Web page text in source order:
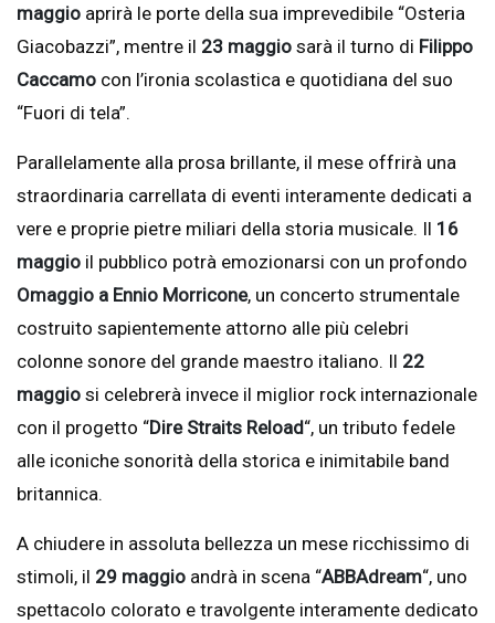
maggio aprirà le porte della sua imprevedibile “Osteria
Giacobazzi”, mentre il 23 maggio sarà il turno di Filippo
Caccamo con l’ironia scolastica e quotidiana del suo
“Fuori di tela”.
Parallelamente alla prosa brillante, il mese offrirà una
straordinaria carrellata di eventi interamente dedicati a
vere e proprie pietre miliari della storia musicale. Il 16
maggio il pubblico potrà emozionarsi con un profondo
Omaggio a Ennio Morricone, un concerto strumentale
costruito sapientemente attorno alle più celebri
colonne sonore del grande maestro italiano. Il 22
maggio si celebrerà invece il miglior rock internazionale
con il progetto “Dire Straits Reload“, un tributo fedele
alle iconiche sonorità della storica e inimitabile band
britannica.
A chiudere in assoluta bellezza un mese ricchissimo di
stimoli, il 29 maggio andrà in scena “ABBAdream“, uno
spettacolo colorato e travolgente interamente dedicato